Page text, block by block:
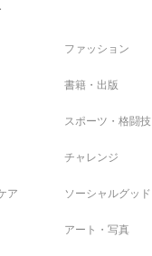
ファッション
書籍・出版
スポーツ・格闘技
チャレンジ
ア ソーシャルグッド
アート・写真